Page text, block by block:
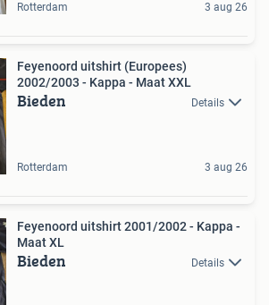
Rotterdam 3 aug 26
Feyenoord uitshirt (Europees)
2002/2003 - Kappa - Maat XXL
Bieden Details
Rotterdam 3 aug 26
Feyenoord uitshirt 2001/2002 - Kappa -
Maat XL
Bieden Details